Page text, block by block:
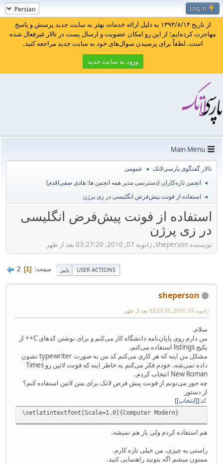
Log in
از تاریخ ۱۳۹۳/۸/۱۴ به دلیل ارائه خدمات بهتر به سایت جدید پرسش و پاسخ
مهاجرت کرده‌ایم؛ از این رو امکان عضویت و ارسال پست در تالار غیرفعال شده
است. لطفاً برای پرسیدن سوال‌های خود به سایت جدید مراجعه کنید.
ورود به سایت جدید
Main Menu
تالار گفتگوی پارسی‌لاتک ◄ عمومی
◄ انجمن تازه‌کاران (دسترسی مدیر همه انجمن ها: هادی صفی‌اقدم)
◄ استفاده از فونت پیش‌فرض انگلیسی در زی پرژن
استفاده از فونت پیش‌فرض انگلیسی
در زی پرژن
نویسنده sheperson, ژانویه 07, 2010, 03:27:20 بعد از ظهر
پایین صفحه 1
2 USER ACTIONS
sheperson
ژانویه 07, 2010, 03:27:20 بعد از ظهر
سلام.
من دارم روی پایان‌نامه دانشگاه کار می‌کنم و برای نوشتن کد‌های C++ از
پکیج listings استفاده می‌کنم.
مشکل من اینه که هر کاری می‌کنم کد من به صورت typewriter نشون
داده نمی‌شه. خودم فکر می‌کنم به خاطر اینه که فونت لاتین رو Times
New Roman انتخاب کردم.
چه جور می‌تونم از فونت پیش فرض لاتک برای متن لاتین استفاده کنم؟
از دستور
کد [انتخاب]
\setlatintextfont[Scale=1.0]{Computer Modern}
هم استفاده کردم ولی باز هم نمیشه.
راستی یه چیزی، من خیلی تازه کارم.
ممنون میشم اگه بتونید راهنمایی کنید.